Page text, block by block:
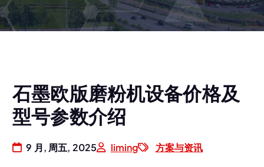
石墨欧版磨粉机设备价格及
型号参数介绍
9 月, 周五, 2025 liming 方案与资讯